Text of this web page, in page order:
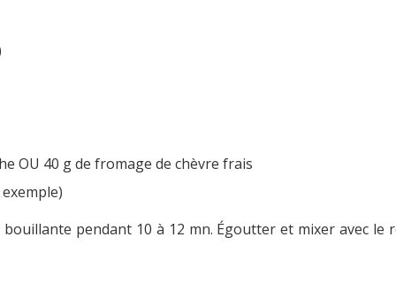
OU 40 g de fromage de chèvre frais
pendant 10 à 12 mn. Égoutter et mixer avec